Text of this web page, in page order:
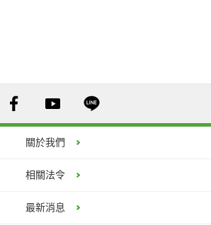
關於我們
相關法令
最新消息